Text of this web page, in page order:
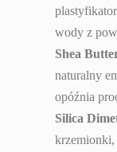
wody z
Shea
naturalny
opóźnia
Silica
krzemionki,